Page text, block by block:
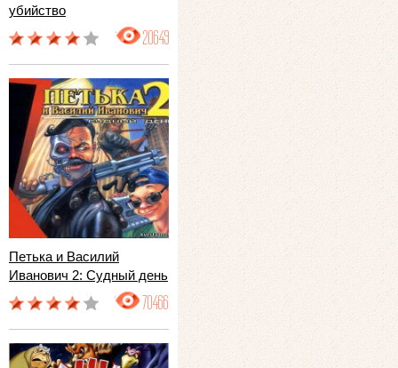
убийство
20649
Петька и Василий
Иванович 2: Судный день
70466